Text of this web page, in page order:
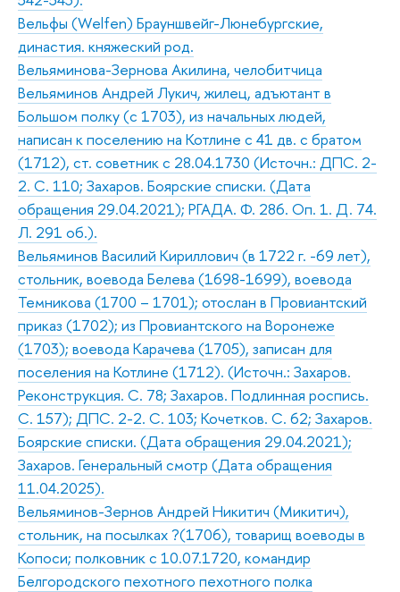
Вельфы (Welfen) Брауншвейг-Люнебургские,
династия. княжеский род.
Вельяминова-Зернова Акилина, челобитчица
Вельяминов Андрей Лукич, жилец, адъютант в
Большом полку (с 1703), из начальных людей,
написан к поселению на Котлине с 41 дв. с братом
(1712), ст. советник с 28.04.1730 (Источн.: ДПС. 2-
2. С. 110; Захаров. Боярские списки. (Дата
обращения 29.04.2021); РГАДА. Ф. 286. Оп. 1. Д. 74.
Л. 291 об.).
Вельяминов Василий Кириллович (в 1722 г. -69 лет),
стольник, воевода Белева (1698-1699), воевода
Темникова (1700 – 1701); отослан в Провиантский
приказ (1702); из Провиантского на Воронеже
(1703); воевода Карачева (1705), записан для
поселения на Котлине (1712). (Источн.: Захаров.
Реконструкция. С. 78; Захаров. Подлинная роспись.
С. 157); ДПС. 2-2. С. 103; Кочетков. С. 62; Захаров.
Боярские списки. (Дата обращения 29.04.2021);
Захаров. Генеральный смотр (Дата обращения
11.04.2025).
Вельяминов-Зернов Андрей Никитич (Микитич),
стольник, на посылках ?(1706), товарищ воеводы в
Копоси; полковник с 10.07.1720, командир
Белгородского пехотного пехотного полка